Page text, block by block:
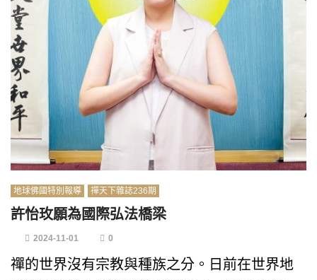
地球佛國特別報導 禪天下雜誌236期
許怡玫願為國際弘法橋梁
2024-11-01 0
禪的世界沒有宗教與種族之分。日前在世界地